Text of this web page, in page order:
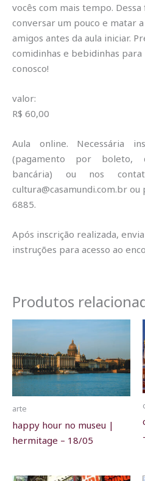
vocês com mais tempo.
conversar um pouco e matar a
amigos antes da aula iniciar.
comidinhas e bebidinhas
conosco!
valor:
R$ 60,00
Aula online. Necessária
(pagamento por boleto,
bancária) ou nos
cultura@casamundi.com.br
6885.
Após inscrição realizada,
instruções para acesso ao
Produtos
arte
happy hour no museu |
hermitage – 18/05